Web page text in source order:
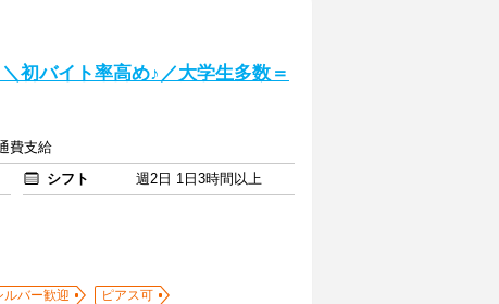
初バイト率高め♪／大学生多数＝
費支給
シフト
週2日 1日3時間以上
ルバー歓迎
ピアス可